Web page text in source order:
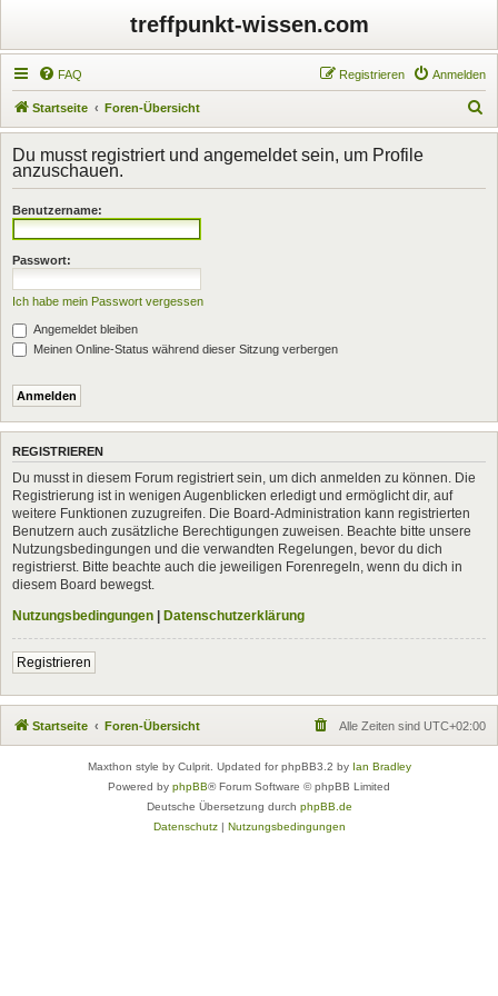
treffpunkt-wissen.com
FAQ Anmelden
Registrieren
Startseite Foren-Übersicht
u
h
Du musst registriert und angemeldet sein, um Profile
anzuschauen.
Benutzername:
Passwort:
Ich habe mein Passwort vergessen
Angemeldet bleiben
Meinen Online-Status während dieser Sitzung verbergen
REGISTRIEREN
Du musst in diesem Forum registriert sein, um dich anmelden zu können. Die
Registrierung ist in wenigen Augenblicken erledigt und ermöglicht dir, auf
weitere Funktionen zuzugreifen. Die Board-Administration kann registrierten
Benutzern auch zusätzliche Berechtigungen zuweisen. Beachte bitte unsere
Nutzungsbedingungen und die verwandten Regelungen, bevor du dich
registrierst. Bitte beachte auch die jeweiligen Forenregeln, wenn du dich in
diesem Board bewegst.
Nutzungsbedingungen | Datenschutzerklärung
Registrieren
Startseite Foren-Übersicht Alle Zeiten sind UTC+02:00
Maxthon style by Culprit. Updated for phpBB3.2 by Ian Bradley
Powered by phpBB® Forum Software © phpBB Limited
Deutsche Übersetzung durch phpBB.de
Datenschutz| Nutzungsbedingungen